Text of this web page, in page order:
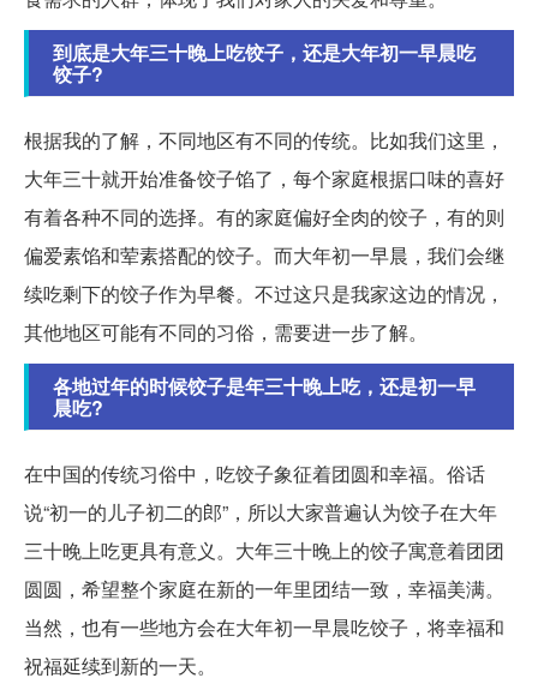
到底是大年三十晚上吃饺子，还是大年初一早晨吃
饺子?
根据我的了解，不同地区有不同的传统。比如我们这里，
大年三十就开始准备饺子馅了，每个家庭根据口味的喜好
有着各种不同的选择。有的家庭偏好全肉的饺子，有的则
偏爱素馅和荤素搭配的饺子。而大年初一早晨，我们会继
续吃剩下的饺子作为早餐。不过这只是我家这边的情况，
其他地区可能有不同的习俗，需要进一步了解。
各地过年的时候饺子是年三十晚上吃，还是初一早
晨吃?
在中国的传统习俗中，吃饺子象征着团圆和幸福。俗话
说“初一的儿子初二的郎”，所以大家普遍认为饺子在大年
三十晚上吃更具有意义。大年三十晚上的饺子寓意着团团
圆圆，希望整个家庭在新的一年里团结一致，幸福美满。
当然，也有一些地方会在大年初一早晨吃饺子，将幸福和
祝福延续到新的一天。